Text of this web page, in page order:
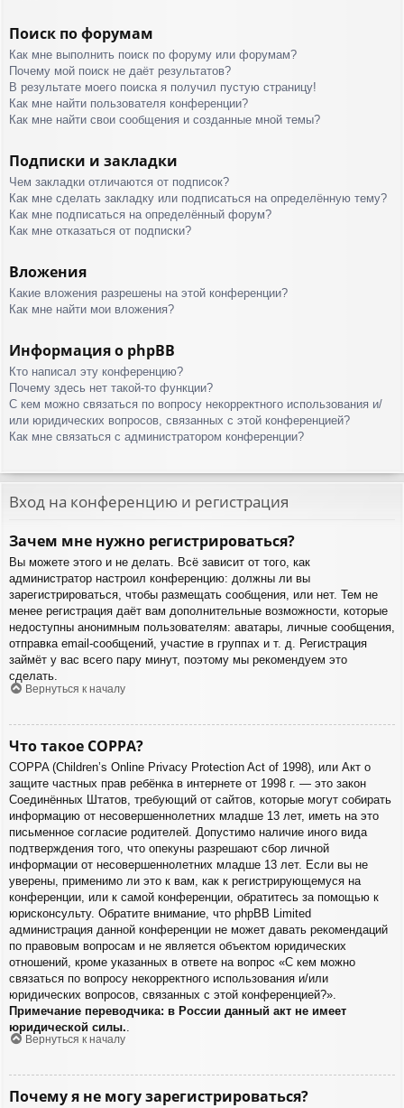
Поиск по форумам
Как мне выполнить поиск по форуму или форумам?
Почему мой поиск не даёт результатов?
В результате моего поиска я получил пустую страницу!
Как мне найти пользователя конференции?
Как мне найти свои сообщения и созданные мной темы?
Подписки и закладки
Чем закладки отличаются от подписок?
Как мне сделать закладку или подписаться на определённую тему?
Как мне подписаться на определённый форум?
Как мне отказаться от подписки?
Вложения
Какие вложения разрешены на этой конференции?
Как мне найти мои вложения?
Информация о phpBB
Кто написал эту конференцию?
Почему здесь нет такой-то функции?
С кем можно связаться по вопросу некорректного использования и/
или юридических вопросов, связанных с этой конференцией?
Как мне связаться с администратором конференции?
Вход на конференцию и регистрация
Зачем мне нужно регистрироваться?
Вы можете этого и не делать. Всё зависит от того, как
администратор настроил конференцию: должны ли вы
зарегистрироваться, чтобы размещать сообщения, или нет. Тем не
менее регистрация даёт вам дополнительные возможности, которые
недоступны анонимным пользователям: аватары, личные сообщения,
отправка email-сообщений, участие в группах и т. д. Регистрация
займёт у вас всего пару минут, поэтому мы рекомендуем это
сделать.
Вернуться к началу
Что такое COPPA?
COPPA (Children’s Online Privacy Protection Act of 1998), или Акт о
защите частных прав ребёнка в интернете от 1998 г. — это закон
Соединённых Штатов, требующий от сайтов, которые могут собирать
информацию от несовершеннолетних младше 13 лет, иметь на это
письменное согласие родителей. Допустимо наличие иного вида
подтверждения того, что опекуны разрешают сбор личной
информации от несовершеннолетних младше 13 лет. Если вы не
уверены, применимо ли это к вам, как к регистрирующемуся на
конференции, или к самой конференции, обратитесь за помощью к
юрисконсульту. Обратите внимание, что phpBB Limited
администрация данной конференции не может давать рекомендаций
по правовым вопросам и не является объектом юридических
отношений, кроме указанных в ответе на вопрос «С кем можно
связаться по вопросу некорректного использования и/или
юридических вопросов, связанных с этой конференцией?».
Примечание переводчика: в России данный акт не имеет
юридической силы.
Вернуться к началу
Почему я не могу зарегистрироваться?